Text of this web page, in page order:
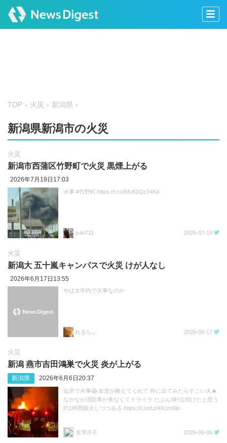
TOP 火災 新潟県
新潟県新潟市の火災
火災
新潟市西蒲区竹野町で火災 黒煙上がる
2026年7月19日17:03
火事 #竹野町 https://t.co/McK0Qz34K4
yuki711 2026-07-19
火災
新潟大 五十嵐キャンパスで火災 けが人なし
2026年6月17日13:55
やぱ大学内で火事なのか
れるちぃ 2026-06-17
火災
新潟 燕市吉田鴻巣で火災 炎が上がる
新潟県 2026年6月6日20:37
近所で火事😱 友達が教えてくれて 外に出てみたらすごい火🔥
なかなか消防車が来なくてイライラ たぶん3軒位焼けたと思う
約1時間鎮火しつつある https://t.co/Lz4Xczn0ip
滝澤洋子 2026-06-06